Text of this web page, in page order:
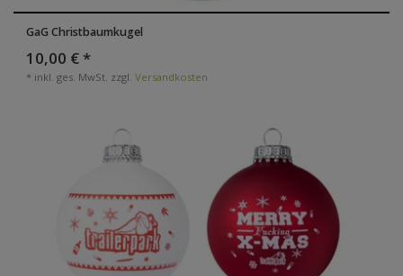
GaG Christbaumkugel
10,00 € *
* inkl. ges. MwSt. zzgl. Versandkosten